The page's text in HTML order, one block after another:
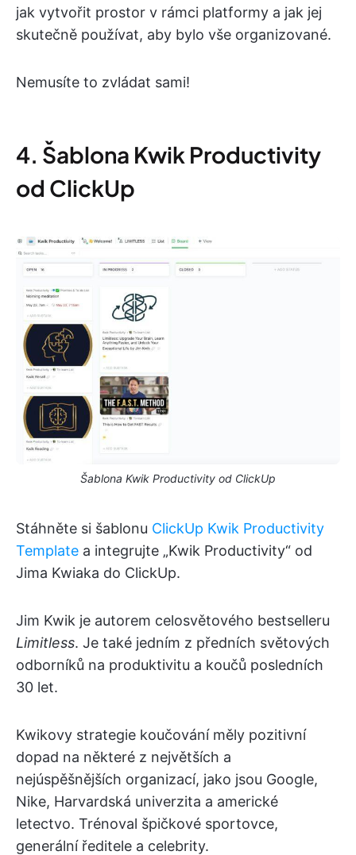
jak vytvořit prostor v rámci platformy a jak jej
skutečně používat, aby bylo vše organizované.
Nemusíte to zvládat sami!
4. Šablona Kwik Productivity
od ClickUp
Šablona Kwik Productivity od ClickUp
Stáhněte si šablonu ClickUp Kwik Productivity
Template a integrujte „Kwik Productivity“ od
Jima Kwiaka do ClickUp.
Jim Kwik je autorem celosvětového bestselleru
Limitless. Je také jedním z předních světových
odborníků na produktivitu a koučů posledních
30 let.
Kwikovy strategie koučování měly pozitivní
dopad na některé z největších a
nejúspěšnějších organizací, jako jsou Google,
Nike, Harvardská univerzita a americké
letectvo. Trénoval špičkové sportovce,
generální ředitele a celebrity.